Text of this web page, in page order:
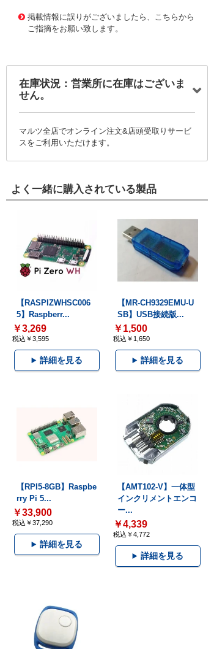
掲載情報に誤りがございましたら、こちらから
ご指摘をお願い致します。
在庫状況：営業所に在庫はございま
せん。
マルツ全店でオンライン注文&店頭受取りサービ
スをご利用いただけます。
よく一緒に購入されている製品
【RASPIZWHSC006
5】Raspberr...
￥3,269
税込￥3,595
詳細を見る
【MR-CH9329EMU-U
SB】USB接続版...
￥1,500
税込￥1,650
詳細を見る
【RPI5-8GB】Raspbe
rry Pi 5...
￥33,900
税込￥37,290
詳細を見る
【AMT102-V】一体型
インクリメントエンコ
ー...
￥4,339
税込￥4,772
詳細を見る